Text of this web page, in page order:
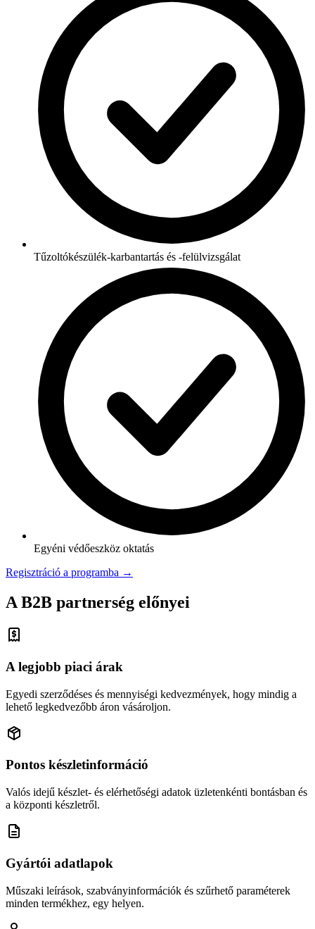
Tűzoltókészülék-karbantartás és -felülvizsgálat
Egyéni védőeszköz oktatás
Regisztráció a programba →
A B2B partnerség előnyei
A legjobb piaci árak
Egyedi szerződéses és mennyiségi kedvezmények, hogy mindig a
lehető legkedvezőbb áron vásároljon.
Pontos készletinformáció
Valós idejű készlet- és elérhetőségi adatok üzletenkénti bontásban és
a központi készletről.
Gyártói adatlapok
Műszaki leírások, szabványinformációk és szűrhető paraméterek
minden termékhez, egy helyen.